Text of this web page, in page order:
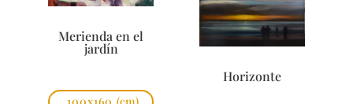
Merienda en el
jardín
Horizonte